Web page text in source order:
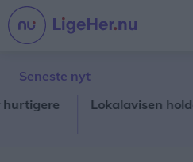
Seneste nyt
Lokalavisen holder